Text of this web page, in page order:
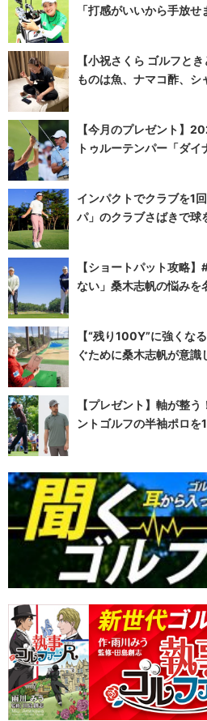
「打感がいいから手放せ
【小祝さくら ゴルフと
ものは魚、ナマコ酢、シ
【今月のプレゼント】
トゥルーテンパー「ダイ
インパクトでクラブを1
パ」のクラブさばきで球
【ショートパット攻略
ない」桑木志帆の悩みを
【“残り100Y”に強くな
ぐために桑木志帆が意識
【プレゼント】軸が整
ントゴルフの半袖ポロを